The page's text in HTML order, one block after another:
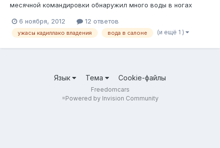
месячной командировки обнаружил много воды в ногах
манипуляций выяснилось, что вода течет по правой задней
стойки по обшивке. Вопросы: 1. На сколько я понял надо
6 ноября, 2012 12 ответов
ужасы кадиллако владения вода в салоне (и ещё 1 )
Язык Тема Cookie-файлы
Freedomcars
=Powered by Invision Community